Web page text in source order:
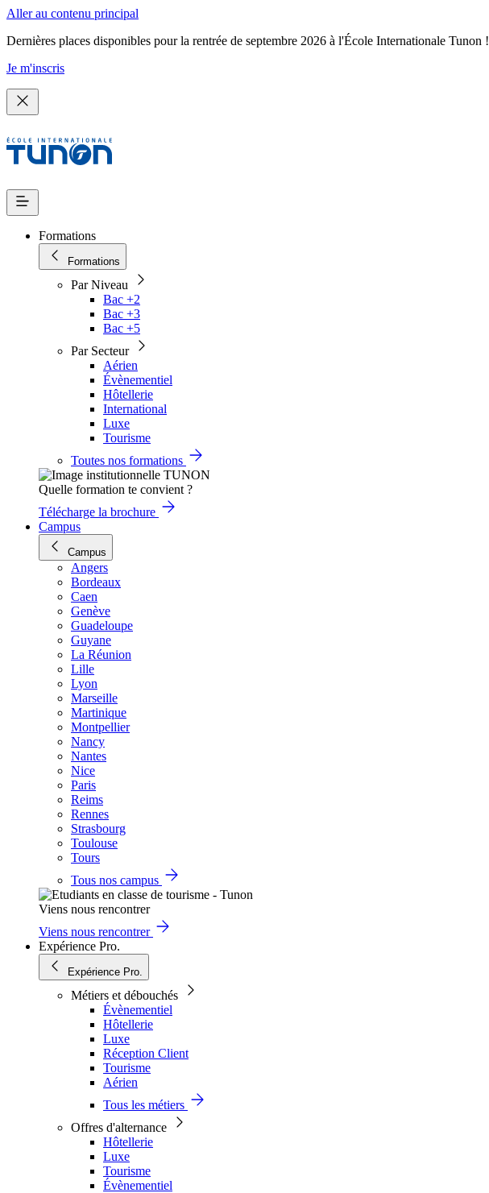
Aller au contenu principal
Dernières places disponibles pour la rentrée de septembre 2026 à l'École Internationale Tunon !
Je m'inscris
Formations
Formations
Par Niveau
Bac +2
Bac +3
Bac +5
Par Secteur
Aérien
Évènementiel
Hôtellerie
International
Luxe
Tourisme
Toutes nos formations
Quelle formation te convient ?
Télécharge la brochure
Campus
Campus
Angers
Bordeaux
Caen
Genève
Guadeloupe
Guyane
La Réunion
Lille
Lyon
Marseille
Martinique
Montpellier
Nancy
Nantes
Nice
Paris
Reims
Rennes
Strasbourg
Toulouse
Tours
Tous nos campus
Viens nous rencontrer
Viens nous rencontrer
Expérience Pro.
Expérience Pro.
Métiers et débouchés
Évènementiel
Hôtellerie
Luxe
Réception Client
Tourisme
Aérien
Tous les métiers
Offres d'alternance
Hôtellerie
Luxe
Tourisme
Évènementiel